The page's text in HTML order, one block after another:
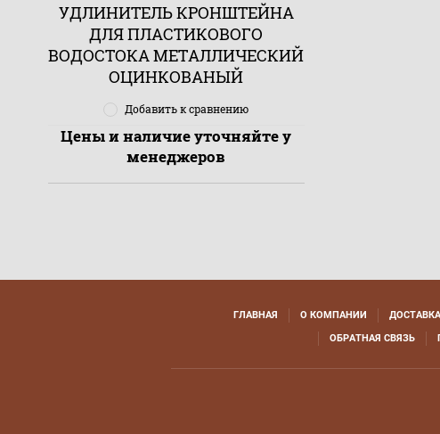
УДЛИНИТЕЛЬ КРОНШТЕЙНА
ДЛЯ ПЛАСТИКОВОГО
ВОДОСТОКА МЕТАЛЛИЧЕСКИЙ
ОЦИНКОВАНЫЙ
Добавить к сравнению
Цены и наличие уточняйте у
менеджеров
ГЛАВНАЯ О КОМПАНИИ
ОБРАТНАЯ СВЯЗЬ